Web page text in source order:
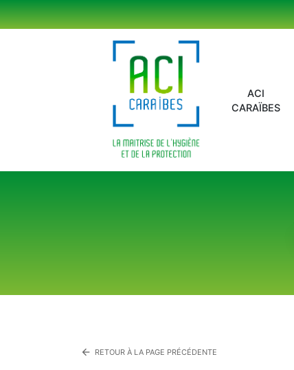
ACI
CARAÏBES
arrow_back RETOUR À LA PAGE PRÉCÉDENTE
Panneau de gestion des cookies